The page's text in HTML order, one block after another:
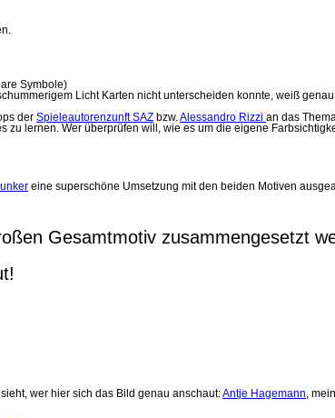
Symbole)
Licht Karten nicht unterscheiden konnte, weiß
der Spieleautorenzunft SAZ bzw.Alessandro Rizzi an das
zu lernen. Wer überprüfen will, wie es um die eigene
eine superschöne Umsetzung mit den beiden Motiven
Gesamtmotiv zusammengesetzt
wer hier sich das Bild genau anschaut:Antje Hagemann,